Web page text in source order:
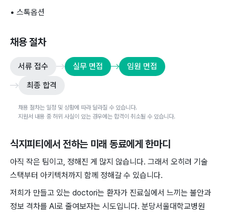
• 스톡옵션
채용 절차
서류 접수 실무 면접
임원 면접
최종 합격
채용 절차는 일정 및 상황에 따라 달라질 수 있습니다.
지원서 내용 중 허위 사실이 있는 경우에는 합격이 취소될 수 있습니다.
식지피티 에서 전하는 미래 동료에게 한마디
아직 작은 팀이고, 정해진 게 많지 않습니다. 그래서 오히려 기술
스택부터 아키텍처까지 함께 정해갈 수 있습니다.
저희가 만들고 있는 doctori는 환자가 진료실에서 느끼는 불안과
정보 격차를 AI로 줄여보자는 시도입니다. 분당서울대학교병원